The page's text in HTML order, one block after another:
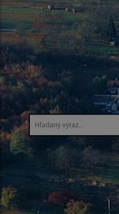
Hľadaný výraz...